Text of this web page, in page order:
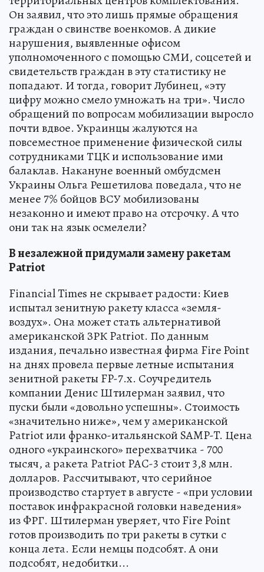
Он заявил, что это лишь прямые обращения
граждан о свинстве военкомов. А дикие
нарушения, выявленные офисом
уполномоченного с помощью СМИ, соцсетей и
свидетельств граждан в эту статистику не
попадают. И тогда, говорит Лубинец, «эту
цифру можно смело умножать на три». Число
обращений по вопросам мобилизации выросло
почти вдвое. Украинцы жалуются на
повсеместное применение физической силы
сотрудниками ТЦК и использование ими
балаклав. Накануне военный омбудсмен
Украины Ольга Решетилова поведала, что не
менее 7% бойцов ВСУ мобилизованы
незаконно и имеют право на отсрочку. А что
они так на язык осмелели?
В незалежной придумали замену ракетам
Patriot
Financial Times не скрывает радости: Киев
испытал зенитную ракету класса «земля-
воздух». Она может стать альтернативой
американской ЗРК Patriot. По данным
издания, печально известная фирма Fire Point
на днях провела первые летные испытания
зенитной ракеты FP-7.x. Соучредитель
компании Денис Штилерман заявил, что
пуски были «довольно успешны». Стоимость
«значительно ниже», чем у американской
Patriot или франко-итальянской SAMP-T. Цена
одного «украинского» перехватчика - 700
тысяч, а ракета Patriot PAC-3 стоит 3,8 млн.
долларов. Рассчитывают, что серийное
производство стартует в августе - «при условии
поставок инфракрасной головки наведения»
из ФРГ. Штилерман уверяет, что Fire Point
готов производить по три ракеты в сутки с
конца лета. Если немцы подсобят. А они
подсобят, недобитки...